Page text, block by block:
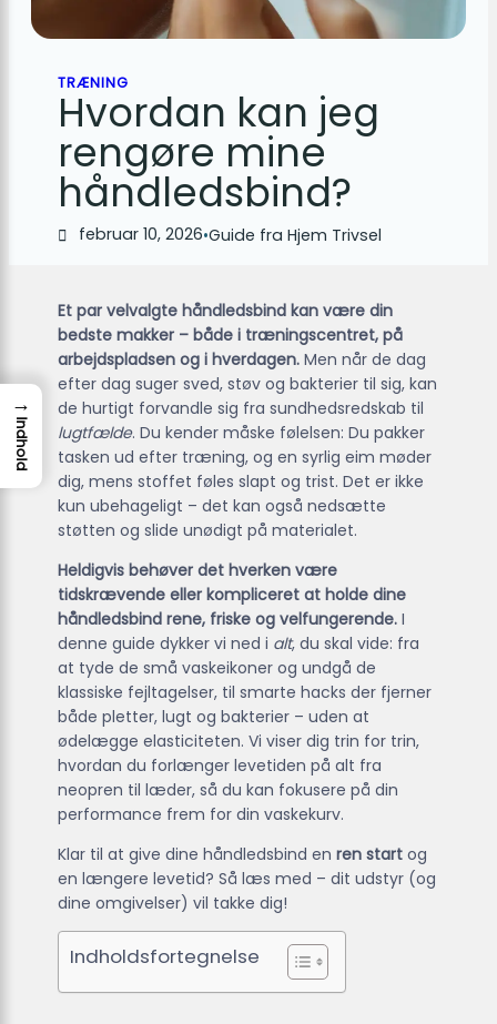
TRÆNING
Hvordan kan jeg
rengøre mine
håndledsbind?
februar 10, 2026•Guide fra Hjem Trivsel
Et par velvalgte håndledsbind kan være din
bedste makker – både i træningscentret, på
arbejdspladsen og i hverdagen. Men når de dag
efter dag suger sved, støv og bakterier til sig, kan
de hurtigt forvandle sig fra sundhedsredskab til
lugtfælde. Du kender måske følelsen: Du pakker
tasken ud efter træning, og en syrlig eim møder
dig, mens stoffet føles slapt og trist. Det er ikke
kun ubehageligt – det kan også nedsætte
støtten og slide unødigt på materialet.
Heldigvis behøver det hverken være
tidskrævende eller kompliceret at holde dine
håndledsbind rene, friske og velfungerende. I
denne guide dykker vi ned i alt, du skal vide: fra
at tyde de små vaskeikoner og undgå de
klassiske fejltagelser, til smarte hacks der fjerner
både pletter, lugt og bakterier – uden at
ødelægge elasticiteten. Vi viser dig trin for trin,
hvordan du forlænger levetiden på alt fra
neopren til læder, så du kan fokusere på din
performance frem for din vaskekurv.
Klar til at give dine håndledsbind en ren start og
en længere levetid? Så læs med – dit udstyr (og
dine omgivelser) vil takke dig!
Indholdsfortegnelse
→
Indhold